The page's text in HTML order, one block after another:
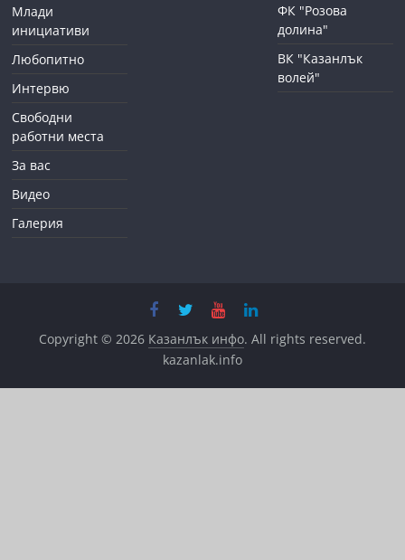
Млади
инициативи
Любопитно
Интервю
Свободни
работни места
За вас
Видео
Галерия
ФК "Розова
долина"
ВК "Казанлък
волей"
Copyright © 2026 Казанлък инфо. All rights reserved.
kazanlak.info